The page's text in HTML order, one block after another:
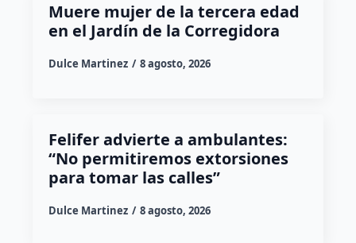
Muere mujer de la tercera edad
en el Jardín de la Corregidora
Dulce Martinez 8 agosto, 2026
Felifer advierte a ambulantes:
“No permitiremos extorsiones
para tomar las calles”
Dulce Martinez 8 agosto, 2026